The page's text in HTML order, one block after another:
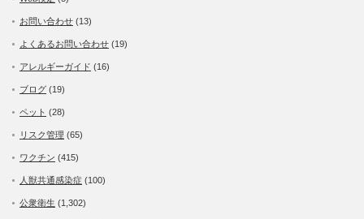
お問い合わせ (13)
よくあるお問い合わせ (19)
アレルギーガイド (16)
ブログ (19)
ペット (28)
リスク管理 (65)
ワクチン (415)
人獣共通感染症 (100)
公衆衛生 (1,302)